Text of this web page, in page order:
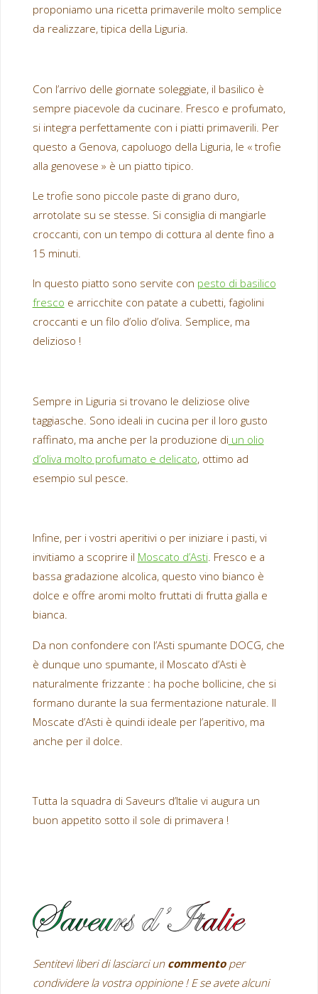
proponiamo una ricetta primaverile molto semplice
da realizzare, tipica della Liguria.
Con l’arrivo delle giornate soleggiate, il basilico è
sempre piacevole da cucinare. Fresco e profumato,
si integra perfettamente con i piatti primaverili. Per
questo a Genova, capoluogo della Liguria, le « trofie
alla genovese » è un piatto tipico.
Le trofie sono piccole paste di grano duro,
arrotolate su se stesse. Si consiglia di mangiarle
croccanti, con un tempo di cottura al dente fino a
15 minuti.
In questo piatto sono servite con pesto di basilico
fresco e arricchite con patate a cubetti, fagiolini
croccanti e un filo d’olio d’oliva. Semplice, ma
delizioso !
Sempre in Liguria si trovano le deliziose olive
taggiasche. Sono ideali in cucina per il loro gusto
raffinato, ma anche per la produzione diun olio
d’oliva molto profumato e delicato, ottimo ad
esempio sul pesce.
Infine, per i vostri aperitivi o per iniziare i pasti, vi
invitiamo a scoprire il Moscato d’Asti. Fresco e a
bassa gradazione alcolica, questo vino bianco è
dolce e offre aromi molto fruttati di frutta gialla e
bianca.
Da non confondere con l’Asti spumante DOCG, che
è dunque uno spumante, il Moscato d’Asti è
naturalmente frizzante : ha poche bollicine, che si
formano durante la sua fermentazione naturale. Il
Moscate d’Asti è quindi ideale per l’aperitivo, ma
anche per il dolce.
Tutta la squadra di Saveurs d’Italie vi augura un
buon appetito sotto il sole di primavera !
Sentitevi liberi dilasciarci un commentoper
condividere la vostra oppinione ! E se avete alcuni